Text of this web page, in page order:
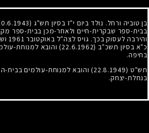
בן טוביה ורחל. נולד ביום י"ז בסיון תש"ג (20.6.1943)
בבית-ספר שבקרית-חיים ולאחר-מכן בבית-ספר
והירבה לעסוק בכך. גויס לצה"ל באוקטובר 1961
כ"א בסיון תשכ"ב (22.6.1962)
והובא למנוחת-
בחיפה.
תש"ט (22.8.1949)
והובא למנוחת-עולמים בבית-
בנחלת-יצחק.